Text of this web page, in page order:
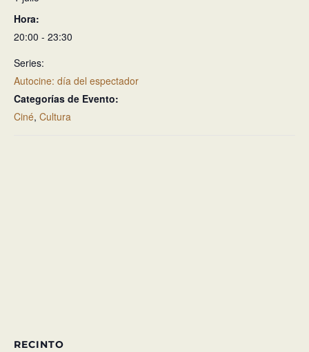
Hora:
20:00 - 23:30
Series:
Autocine: día del espectador
Categorías de Evento:
Ciné, Cultura
RECINTO